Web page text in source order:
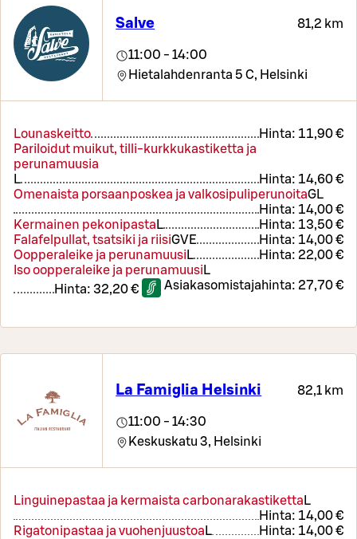
Salve 81,2 km
11:00 - 14:00
Hietalahdenranta 5 C, Helsinki
Lounaskeitto Hinta: 11,90 €
Pariloidut muikut, tilli-kurkkukastiketta ja
perunamuusia
L
Hinta: 14,60 €
Omenaista porsaanposkea ja valkosipuliperunoitaGL
Hinta: 14,00 €
Kermainen pekonipasta L Hinta: 13,50 €
Falafelpullat, tsatsiki ja riisiGVE Hinta: 14,00 €
Oopperaleike ja perunamuusi L Hinta: 22,00 €
Iso oopperaleike ja perunamuusi L
Hinta: 32,20 € Asiakasomistajahinta: 27,70 €
La Famiglia Helsinki 82,1 km
11:00 - 14:30
Keskuskatu 3, Helsinki
Linguinepastaa ja kermaista carbonarakastiketta L
Hinta: 14,00 €
Rigatonipastaa ja vuohenjuustoa L Hinta: 14,00 €